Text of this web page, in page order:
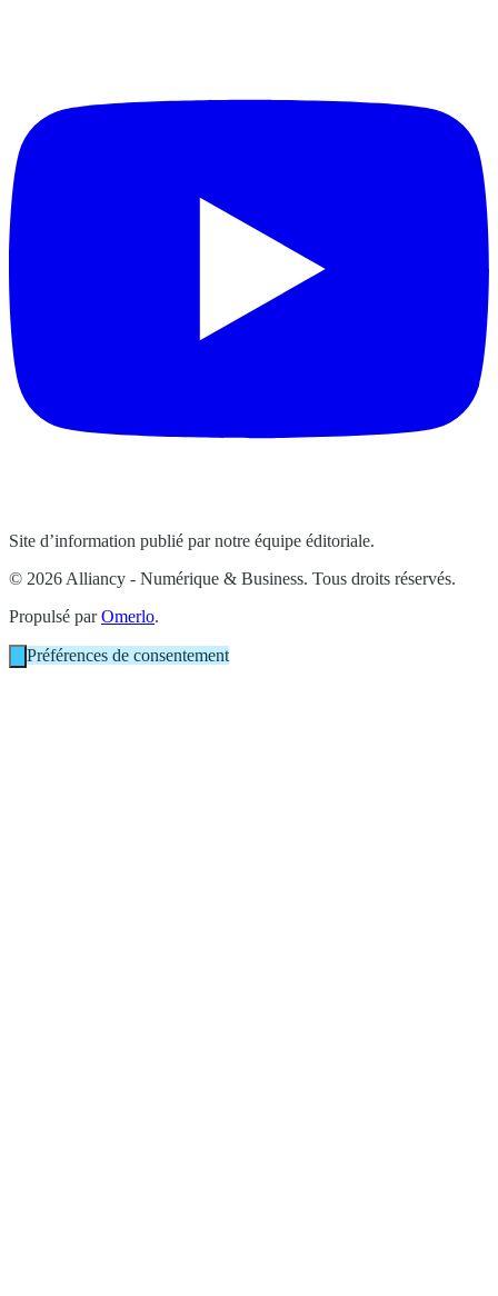
Site d’information publié par notre équipe éditoriale.
© 2026 Alliancy - Numérique & Business. Tous droits réservés.
Propulsé parOmerlo.
Préférences de consentement